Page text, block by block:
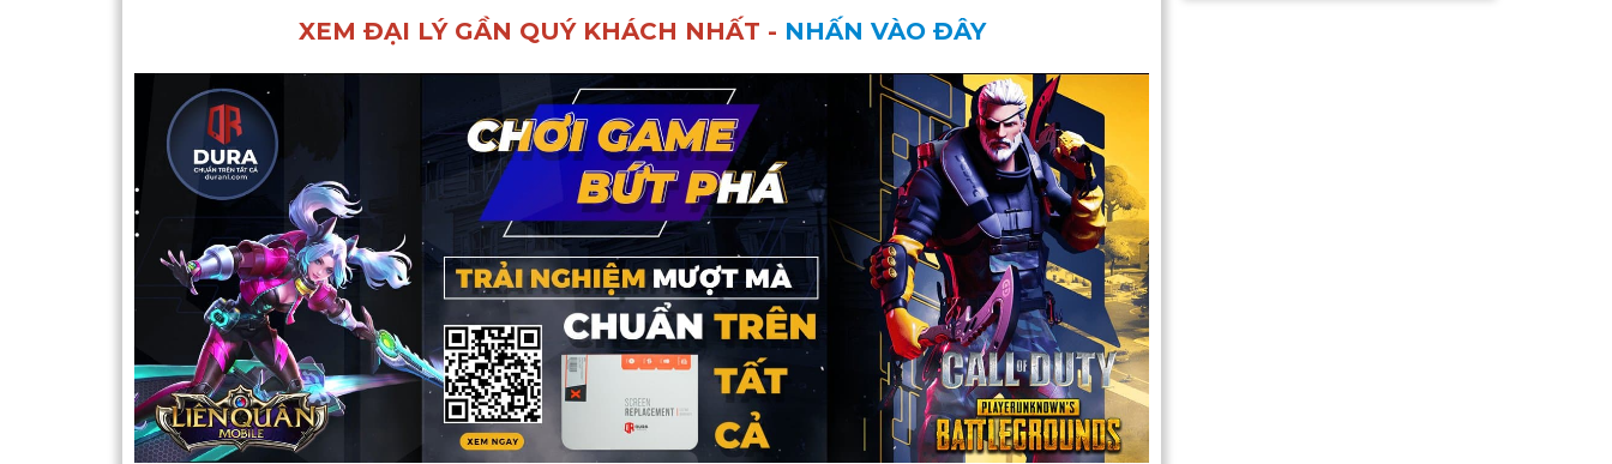
XEM ĐẠI LÝ GẦN QUÝ KHÁCH NHẤT - NHẤN VÀO ĐÂY